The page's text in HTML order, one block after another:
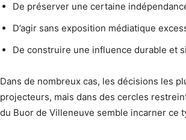
De préserver une certaine
D’agir sans exposition médiatique
De construire une influence durable et
Dans de nombreux cas, les décisions les
projecteurs, mais dans des cercles
du Buor de Villeneuve semble incarner ce